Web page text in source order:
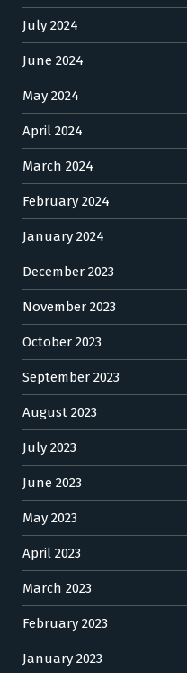
July 2024
June 2024
May 2024
April 2024
March 2024
February 2024
January 2024
December 2023
November 2023
October 2023
September 2023
August 2023
July 2023
June 2023
May 2023
April 2023
March 2023
February 2023
January 2023